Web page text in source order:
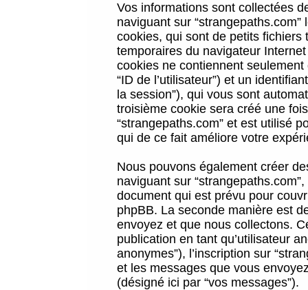
Vos informations sont collectées
naviguant sur
cookies, qui sont de petits
temporaires du navigateur
cookies ne contiennent
“ID de l’utilisateur”) et un
la session”), qui vous sont
troisième cookie sera créé une
“strangepaths.com” et est utilisé
qui de ce fait améliore votre
Nous pouvons également créer
naviguant sur
document qui est prévu pour
phpBB. La seconde manière est
envoyez et que nous collectons.
publication en tant qu’utilisateur
anonymes”), l’inscription sur
et les messages que vous
(désigné ici par “vos messages”).